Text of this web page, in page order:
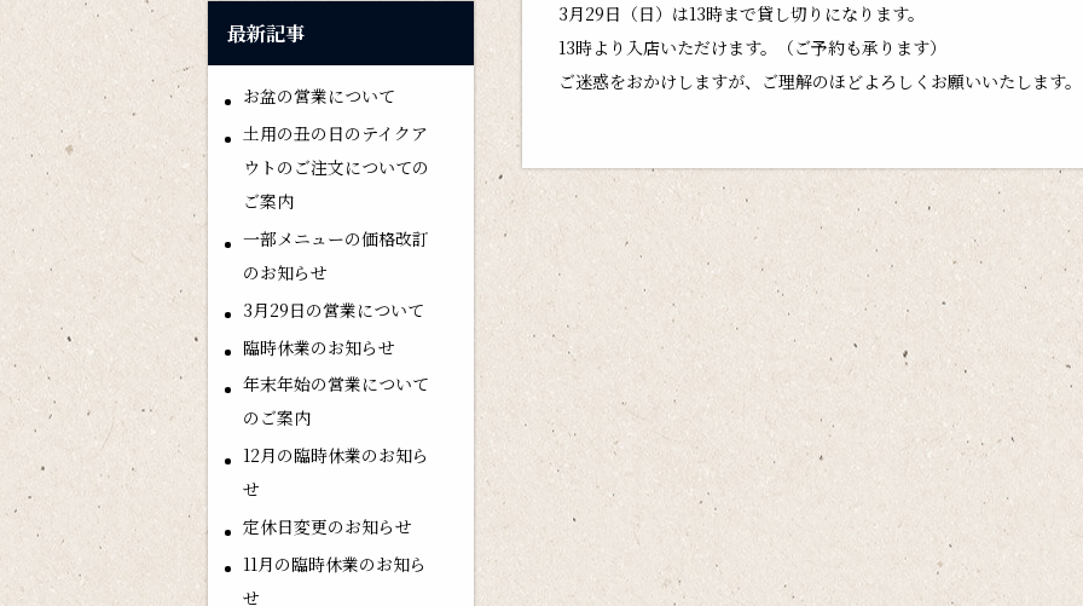
最新記事
お盆の営業について
土用の丑の日のテイクア
ウトのご注文についての
ご案内
一部メニューの価格改訂
のお知らせ
3月29日の営業について
臨時休業のお知らせ
年末年始の営業について
のご案内
12月の臨時休業のお知ら
せ
定休日変更のお知らせ
11月の臨時休業のお知ら
せ
3月29日（日）は13時まで貸し切りになります。
13時より入店いただけます。（ご予約も承ります）
ご迷惑をおかけしますが、ご理解のほどよろしくお願いいたします。